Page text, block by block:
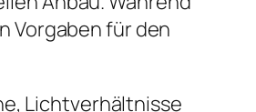
Vorgaben für den
Lichtverhältnisse